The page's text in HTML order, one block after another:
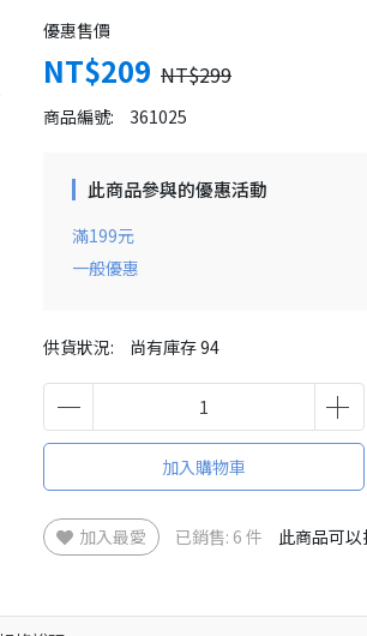
優惠售價
NT$209 NT$299
商品編號: 361025
供貨狀況: 尚有庫存 94
此商品參與的優惠活動
滿199元
一般優惠
加入購物車
加入最愛 已銷售: 6 件 此商品可